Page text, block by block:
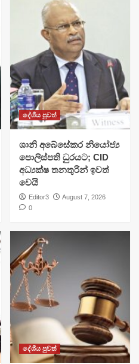
දේශීය පුවත්
ශානි අබේසේකර නියෝජ්‍ය
පොලිස්පති ධුරයට; CID
අධ්‍යක්ෂ තනතුරින් ඉවත්
වෙයි
Editor3
August 7, 2026
0
දේශීය පුවත්